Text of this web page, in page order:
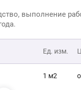
выполнение
Ед. изм.
1 м2